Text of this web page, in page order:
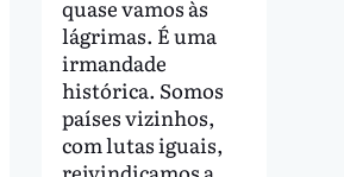
quase vamos às
lágrimas. É uma
irmandade
histórica. Somos
países vizinhos,
com lutas iguais,